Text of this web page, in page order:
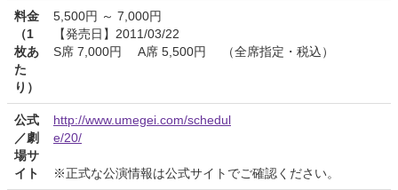
料金
（1
枚あ
た
り）
5,500円 ～ 7,000円
【発売日】2011/03/22
S席 7,000円 A席 5,500円 （全席指定・税込）
公式
／劇
場サ
イト
http://www.umegei.com/schedul
e/20/
※正式な公演情報は公式サイトでご確認ください。